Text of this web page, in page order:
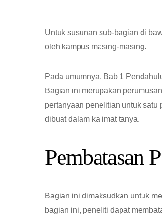
Untuk susunan sub-bagian di
oleh kampus masing-masing.
Pada umumnya, Bab 1
Bagian ini merupakan
pertanyaan penelitian untuk
dibuat dalam kalimat tanya.
Pembatasan
Bagian ini dimaksudkan untuk
bagian ini, peneliti dapat